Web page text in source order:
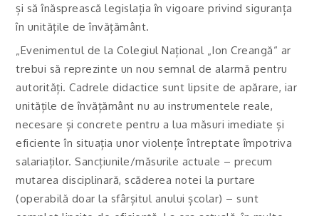
și să înăsprească legislația în vigoare privind siguranța
în unitățile de învățământ.
„Evenimentul de la Colegiul Național „Ion Creangă“ ar
trebui să reprezinte un nou semnal de alarmă pentru
autorități. Cadrele didactice sunt lipsite de apărare, iar
unitățile de învățământ nu au instrumentele reale,
necesare și concrete pentru a lua măsuri imediate și
eficiente în situația unor violențe întreptate împotriva
salariaților. Sancțiunile/măsurile actuale – precum
mutarea disciplinară, scăderea notei la purtare
(operabilă doar la sfârșitul anului școlar) – sunt